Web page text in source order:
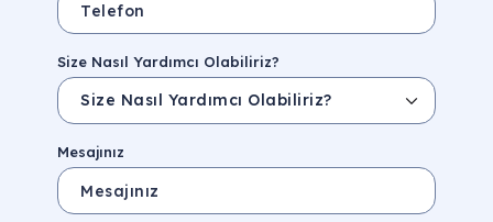
Size Nasıl Yardımcı Olabiliriz?
Mesajınız